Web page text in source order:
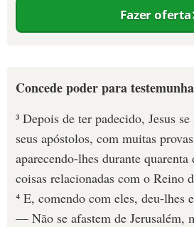
Fazer oferta
Concede poder para
³ Depois de ter padecido, Jesus
seus apóstolos, com muitas
aparecendo-lhes durante
coisas relacionadas com o Reino
⁴ E, comendo com eles, deu-lhes
— Não se afastem de Jerusalém,